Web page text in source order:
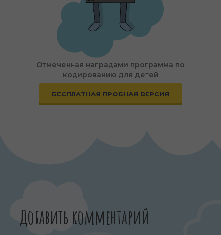
Отмеченная наградами программа по
кодированию для детей
БЕСПЛАТНАЯ ПРОБНАЯ ВЕРСИЯ
Добавить комментарий